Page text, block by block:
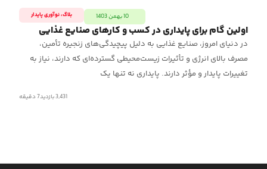
بلاگ،نوآوری پایدار 10 بهمن 1403
اولین گام برای پایداری در کسب‌ و کارهای صنایع غذایی
در دنیای امروز، صنایع غذایی به دلیل پیچیدگی‌های زنجیره تأمین،
مصرف بالای انرژی و تأثیرات زیست‌محیطی گسترده‌ای که دارند، نیاز به
تغییرات پایدار و مؤثر دارند. پایداری نه تنها یک
3,431 بازدید 7دقیقه